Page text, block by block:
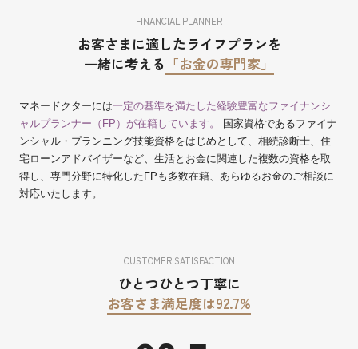
FINANCIAL PLANNER
お客さまに適したライフプランを
一緒に考える 「お金の専門家」
マネードクターには一定の基準を満たした経験豊富なファイナンシ
ャルプランナー（FP）が在籍しています。
国家資格であるファイナ
ンシャル・プランニング技能資格をはじめとして、相続診断士、住
宅ローンアドバイザーなど、生活とお金に関連した複数の資格を取
得し、専門分野に特化したFPも多数在籍、あらゆるお金のご相談に
対応いたします。
CUSTOMER SATISFACTION
ひとつひとつ丁寧に
お客さま満足度は92.7%